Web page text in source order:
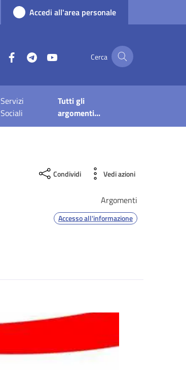
Accedi all'area personale
FacebookTelegram Cerca
Servizi
Sociali
Tutti gli
argomenti...
Condividi Vedi azioni
Argomenti
Accesso all'informazione